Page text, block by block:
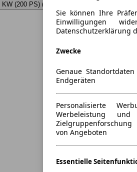
(200 PS) (2021/01 - 2021/01)
Sie können Ihre
Einwilligungen
Datenschutzerklärung
Zwecke
Genaue
Endgeräten
Personalisierte
Werbeleistung
von Angeboten
Essentielle